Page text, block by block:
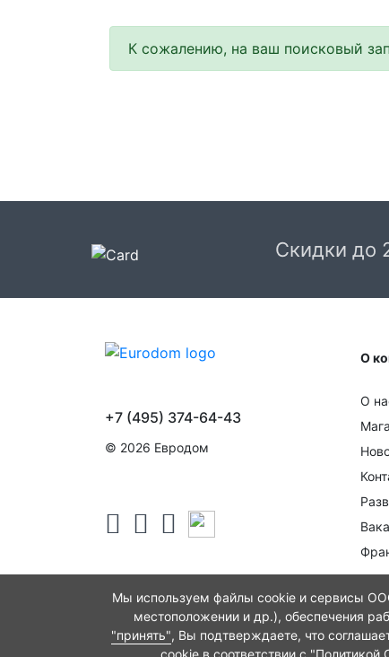
К сожалению, на ваш поисковый
Скидки до
О
О
+7 (495) 374-64-43
© 2026 Евродом
Мы используем файлы cookie и сервисы
местоположении и др.), обеспечения
"принять", Вы подтверждаете, что
cookie в соответствии с "Политикой